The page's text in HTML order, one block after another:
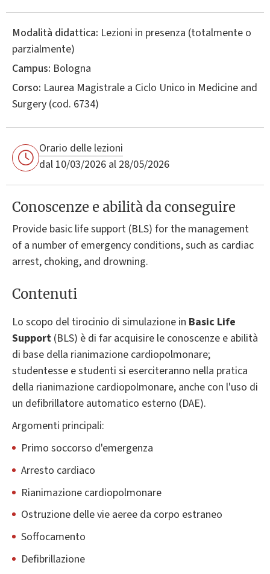
Modalità didattica: Lezioni in presenza (totalmente o
parzialmente)
Campus: Bologna
Corso: Laurea Magistrale a Ciclo Unico in Medicine and
Surgery (cod. 6734)
Orario delle lezioni
dal 10/03/2026 al 28/05/2026
Conoscenze e abilità da conseguire
Provide basic life support (BLS) for the management
of a number of emergency conditions, such as cardiac
arrest, choking, and drowning.
Contenuti
Lo scopo del tirocinio di simulazione in Basic Life
Support (BLS) è di far acquisire le conoscenze e abilità
di base della rianimazione cardiopolmonare;
studentesse e studenti si eserciteranno nella pratica
della rianimazione cardiopolmonare, anche con l'uso di
un defibrillatore automatico esterno (DAE).
Argomenti principali:
Primo soccorso d'emergenza
Arresto cardiaco
Rianimazione cardiopolmonare
Ostruzione delle vie aeree da corpo estraneo
Soffocamento
Defibrillazione